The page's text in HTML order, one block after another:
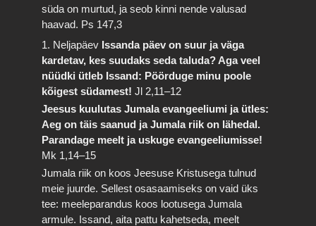
süda on murtud, ja seob kinni nende valusad
haavad. Ps 147,3
1. Neljapäev Issanda päev on suur ja väga
kardetav, kes suudaks seda taluda? Aga veel
nüüdki ütleb Issand: Pöörduge minu poole
kõigest südamest!Jl 2,11–12
Jeesus kuulutas Jumala evangeeliumi ja ütles:
Aeg on täis saanud ja Jumala riik on lähedal.
Parandage meelt ja uskuge evangeeliumisse!
Mk 1,14–15
Jumala riik on koos Jeesuse Kristusega tulnud
meie juurde. Sellest osasaamiseks on vaid üks
tee: meeleparandus koos lootusega Jumala
armule. Issand, aita pattu kahetseda, meelt